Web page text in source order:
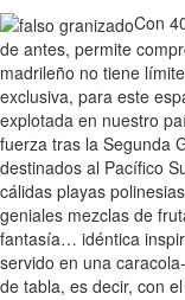
Con
de antes, permite
madrileño no tiene
exclusiva, para este
explotada en nuestro
fuerza tras la Segunda
destinados al Pacífico
cálidas playas
geniales mezclas de
fantasía… idéntica
servido en una
de tabla, es decir, con